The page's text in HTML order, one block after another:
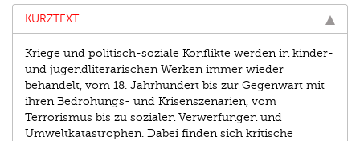
KURZTEXT
Kriege und politisch-soziale Konflikte werden in kinder-
und jugendliterarischen Werken immer wieder
behandelt, vom 18. Jahrhundert bis zur Gegenwart mit
ihren Bedrohungs- und Krisenszenarien, vom
Terrorismus bis zu sozialen Verwerfungen und
Umweltkatastrophen. Dabei finden sich kritische